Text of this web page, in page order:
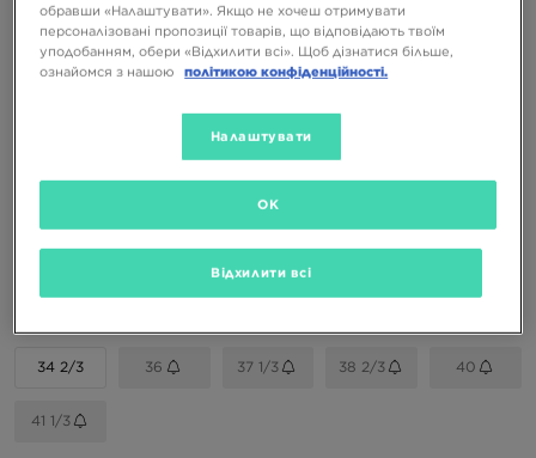
ADIDAS ADILETTE W
Доступні Кольори
EU US
34 2/3 36 37 1/3 38 2/3 40
41 1/3
обравши «Налаштувати». Якщо не хочеш отримувати
персоналізовані пропозиції товарів, що відповідають твоїм
уподобанням, обери «Відхилити всі». Щоб дізнатися більше,
ознайомся з нашою
політикою конфіденційності.
Налаштувати
Відхилити всі
OK